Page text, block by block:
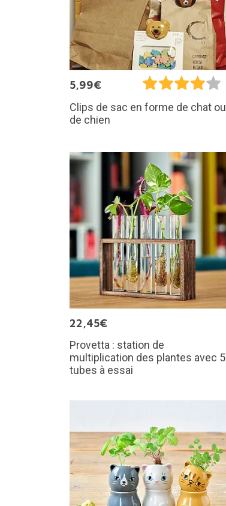
5,99€
Clips de sac en forme de chat ou
de chien
22,45€
Provetta : station de
multiplication des plantes avec 5
tubes à essai